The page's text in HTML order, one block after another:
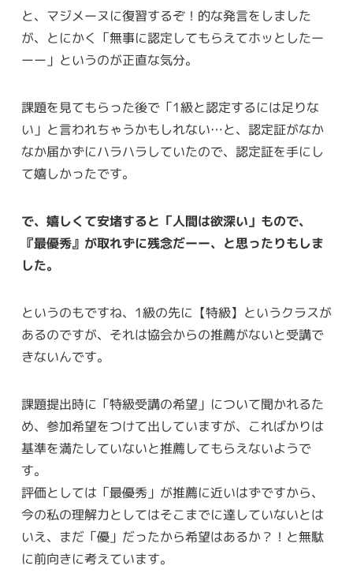
と、マジメーヌに復習するぞ！的な発言をしました
が、とにかく「無事に認定してもらえてホッとしたー
ーー」というのが正直な気分。
課題を見てもらった後で「1級と認定するには足りな
い」と言われちゃうかもしれない…と、認定証がなか
なか届かずにハラハラしていたので、認定証を手にし
て嬉しかったです。
で、嬉しくて安堵すると「人間は欲深い」もので、
『最優秀』が取れずに残念だーー、と思ったりもしま
した。
というのもですね、1級の先に【特級】というクラスが
あるのですが、それは協会からの推薦がないと受講で
きないんです。
課題提出時に「特級受講の希望」について聞かれるた
め、参加希望をつけて出していますが、こればかりは
基準を満たしていないと推薦してもらえないようで
す。
評価としては「最優秀」が推薦に近いはずですから、
今の私の理解力としてはそこまでに達していないとは
いえ、まだ「優」だったから希望はあるか？！と無駄
に前向きに考えています。